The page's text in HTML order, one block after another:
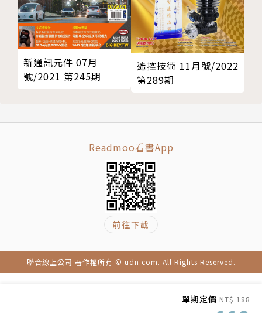
單期定價 NT$ 188
新通訊元件 07月
號/2021 第245期
遙控技術 11月號/2022
第289期
Readmoo看書App
前往下載
聯合線上公司 著作權所有 © udn.com. All Rights Reserved.